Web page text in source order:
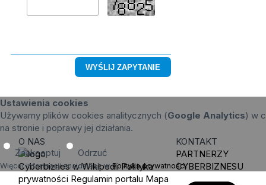
Ustawienia cookies
Używamy plików cookies analitycznych (Google Analytics) w
na stronie i poprawy jej działania.
Zaakceptuj Odrzuć
Więcej informacji znajdziesz wPolityka prywatności.
O NAS
Cyberbiznes w Wikipedii Polityka
prywatności Regulamin portalu Mapa
KONTAKT
PARTNERZY
CYBERBIZNESU